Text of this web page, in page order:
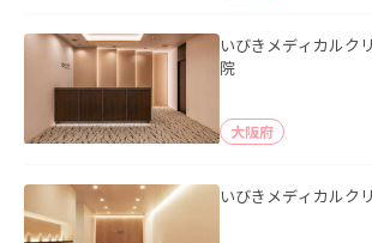
いびきメディカルク
院
大阪府
いびきメディカルク